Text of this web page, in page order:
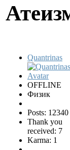
Quantrinas
OFFLINE
Физик
Posts: 12340
Thank you
received: 7
Karma: 1